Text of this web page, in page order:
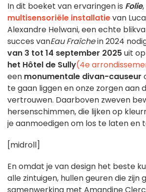
In dit boeket van ervaringen is Folie
multisensoriële installatievan
Alexandre Helwani, een echte
succes vanEau Fraîchein 2024
van 3 tot 14 september 2025 uit
het Hôtel de Sully(4e
een monumentale divan-causeur
te gaan liggen en onze zorgen aan
vertrouwen. Daarboven zweven
hersenschimmen, die lijken op
je aanmoedigen om los te laten en
[midroll]
En omdat je van design het beste
alle zintuigen, hullen geuren die zijn